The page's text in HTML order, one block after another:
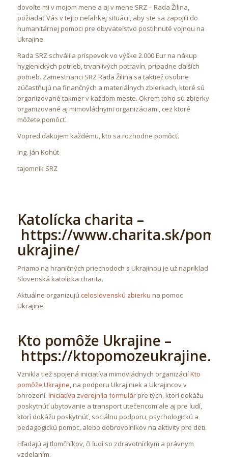
dovoľte mi v mojom mene a aj v mene SRZ – Rada Žilina,
požiadať Vás v tejto neľahkej situácii, aby ste sa zapojili do
humanitárnej pomoci pre obyvateľstvo postihnuté vojnou na
Ukrajine.
Rada SRZ schválila príspevok vo výške 2.000 Eur na nákup
hygienických potrieb, trvanlivých potravín, prípadne ďalších
potrieb. Zamestnanci SRZ Rada Žilina sa taktiež osobne
zúčastňujú na finančných a materiálnych zbierkach, ktoré sú
organizované takmer v každom meste. Okrem toho sú zbierky
organizované aj mimovládnymi organizáciami, cez ktoré
môžete pomôcť.
Vopred ďakujem každému, kto sa rozhodne pomôcť.
Ing. Ján Kohút
tajomník SRZ
Katolícka charita –
https://www.charita.sk/
ukrajine/
Priamo na hraničných priechodoch s Ukrajinou je už napríklad
Slovenská katolícka charita.
Aktuálne organizujú celoslovenskú zbierku na pomoc
Ukrajine.
Kto pomôže Ukrajine –
https://
Vznikla tiež spojená iniciatíva mimovládnych organizáciíKto
pomôže Ukrajine, na podporu Ukrajiniek a Ukrajincov v
ohrození. Iniciatíva zverejnila formulárpre tých, ktorí dokážu
poskytnúť ubytovanie a transport utečencom ale aj pre ľudí,
ktorí dokážu poskytnúť, sociálnu podporu, psychologickú a
pedagogickú pomoc, alebo dobrovoľníkov na aktivity pre deti.
Hľadajú aj tlomčníkov, či ľudí so zdravotníckym a právnym
vzdelaním.